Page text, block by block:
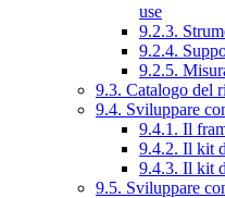
use
9.2.3.
9.2.4.
9.2.5.
9.3. Catalogo del
9.4. Sviluppare
9.4.1. Il
9.4.2. Il kit
9.4.3. Il kit
9.5. Sviluppare